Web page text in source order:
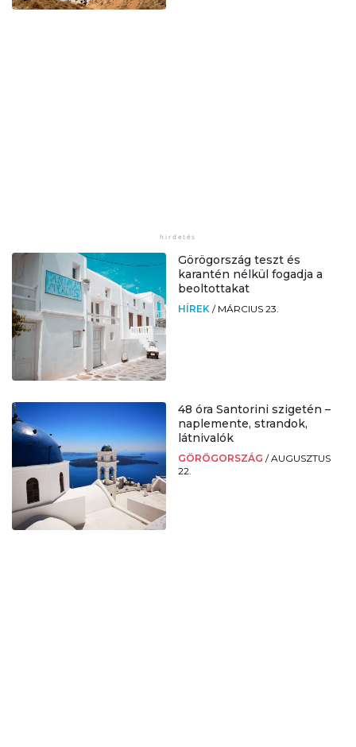
Görögország teszt és
karantén nélkül fogadja a
beoltottakat
HÍREK / MÁRCIUS 23.
48 óra Santorini szigetén –
naplemente, strandok,
látnivalók
GÖRÖGORSZÁG /AUGUSZTUS
22.